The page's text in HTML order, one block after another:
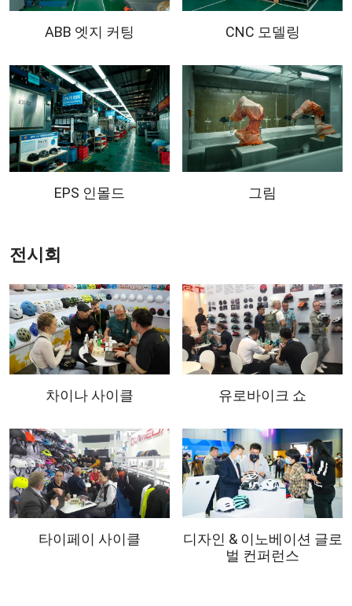
ABB 엣지 커팅 CNC 모델링
EPS 인몰드 그림
전시회
차이나 사이클 유로바이크 쇼
타이페이 사이클
디자인 & 이노베이션 글로
벌 컨퍼런스